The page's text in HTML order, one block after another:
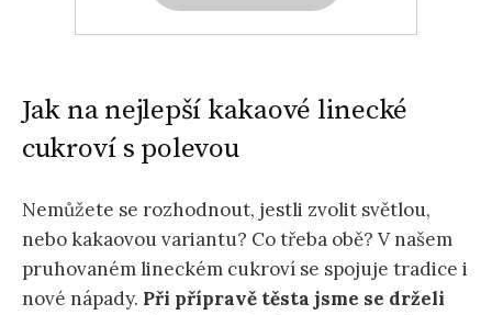
Jak na nejlepší kakaové linecké
cukroví s polevou
Nemůžete se rozhodnout, jestli zvolit světlou,
nebo kakaovou variantu? Co třeba obě? V našem
pruhovaném lineckém cukroví se spojuje tradice i
nové nápady. Při přípravě těsta jsme se drželi